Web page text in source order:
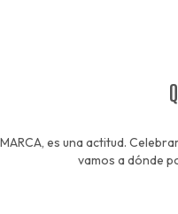
es una actitud.
vamos a dónde